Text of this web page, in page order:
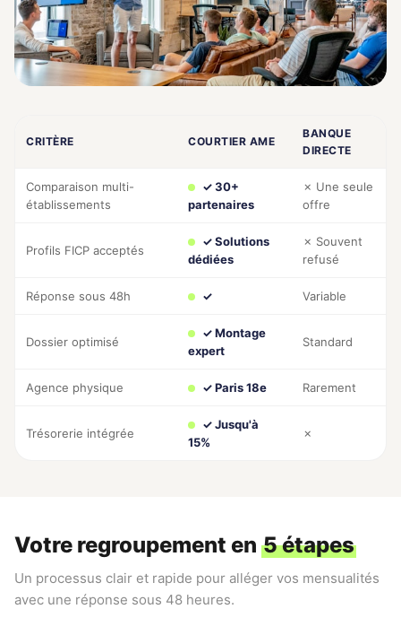
CRITÈRE COURTIER AME
BANQUE
DIRECTE
Comparaison multi-
établissements
✓ 30+
partenaires
✗ Une seule
offre
Profils FICP acceptés
✓ Solutions
dédiées
✗ Souvent
refusé
Réponse sous 48h ✓ Variable
Dossier optimisé
✓ Montage
expert
Standard
Agence physique ✓ Paris 18e Rarement
Trésorerie intégrée
✓ Jusqu'à
15%
✗
Votre regroupement en 5 étapes
Un processus clair et rapide pour alléger vos mensualités
avec une réponse sous 48 heures.